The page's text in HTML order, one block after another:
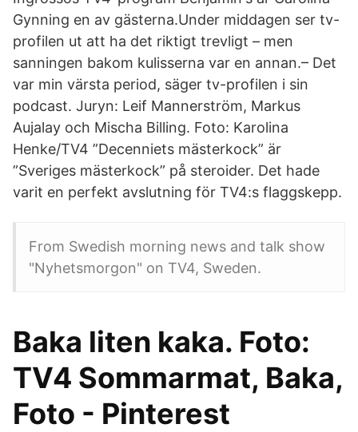
Gynning en av gästerna.Under middagen ser tv-
profilen ut att ha det riktigt trevligt – men
sanningen bakom kulisserna var en annan.– Det
var min värsta period, säger tv-profilen i sin
podcast. Juryn: Leif Mannerström, Markus
Aujalay och Mischa Billing. Foto: Karolina
Henke/TV4 ”Decenniets mästerkock” är
”Sveriges mästerkock” på steroider. Det hade
varit en perfekt avslutning för TV4:s flaggskepp.
From Swedish morning news and talk show
"Nyhetsmorgon" on TV4, Sweden.
Baka liten kaka. Foto:
TV4 Sommarmat, Baka,
Foto - Pinterest